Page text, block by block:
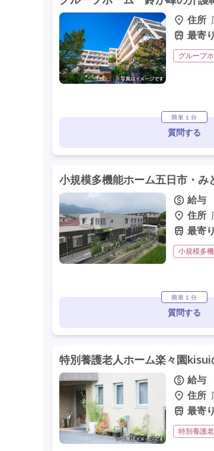
住所
最寄
グループ
簡単１分
質問する
小規模多機能ホーム五日市・
給与
住所
最寄
小規模多
簡単１分
質問する
特別養護老人ホーム楽々園
給与
住所
最寄
特別養護